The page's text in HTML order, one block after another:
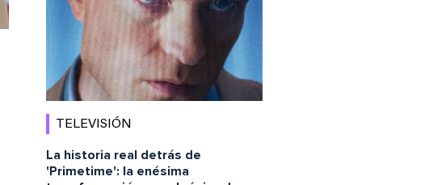
TELEVISIÓN
La historia real detrás de
'Primetime': la enésima